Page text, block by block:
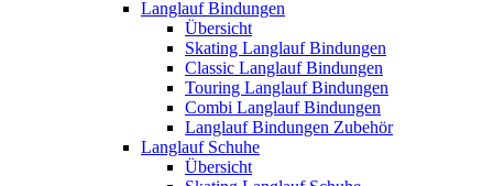
Langlauf Bindungen
Übersicht
Skating Langlauf Bindungen
Classic Langlauf Bindungen
Touring Langlauf Bindungen
Combi Langlauf Bindungen
Langlauf Bindungen Zubehör
Langlauf Schuhe
Übersicht